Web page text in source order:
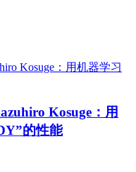
Kosuge：用
的性能